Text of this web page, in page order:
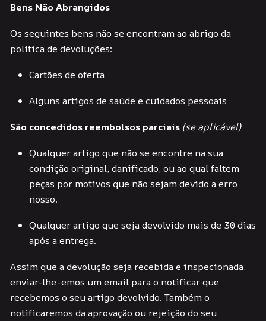
Bens Não Abrangidos
Os seguintes bens não se encontram ao abrigo da
política de devoluções:
Cartões de oferta
Alguns artigos de saúde e cuidados pessoais
São concedidos reembolsos parciais (se aplicável)
Qualquer artigo que não se encontre na sua
condição original, danificado, ou ao qual faltem
peças por motivos que não sejam devido a erro
nosso.
Qualquer artigo que seja devolvido mais de 30 dias
após a entrega.
Assim que a devolução seja recebida e inspecionada,
enviar-lhe-emos um email para o notificar que
recebemos o seu artigo devolvido. Também o
notificaremos da aprovação ou rejeição do seu